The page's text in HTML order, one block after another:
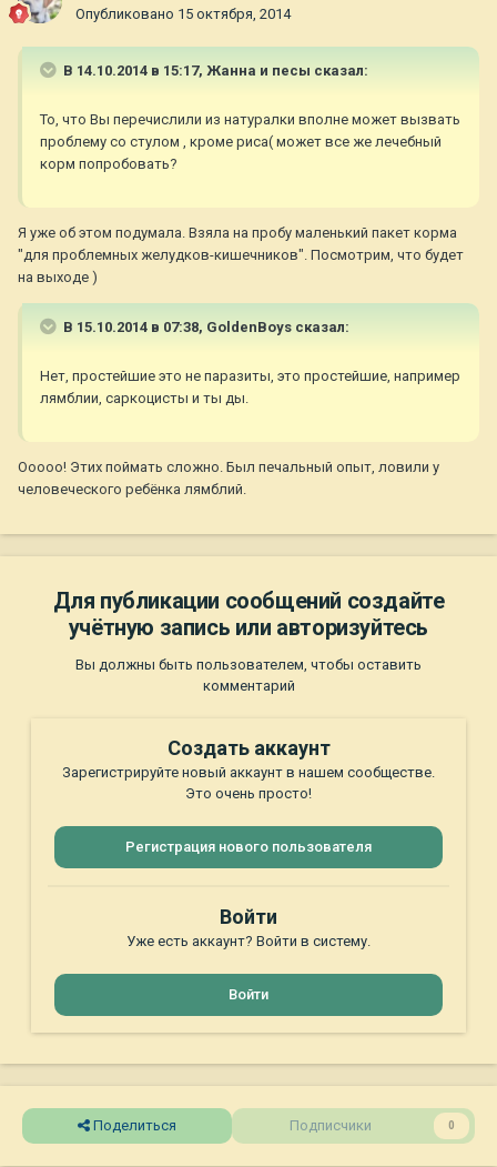
Опубликовано 15 октября, 2014
В 14.10.2014 в 15:17, Жанна и песы сказал:
То, что Вы перечислили из натуралки вполне может вызвать
проблему со стулом , кроме риса( может все же лечебный
корм попробовать?
Я уже об этом подумала. Взяла на пробу маленький пакет корма
"для проблемных желудков-кишечников". Посмотрим, что будет
на выходе )
В 15.10.2014 в 07:38, GoldenBoys сказал:
Нет, простейшие это не паразиты, это простейшие, например
лямблии, саркоцисты и ты ды.
Ооооо! Этих поймать сложно. Был печальный опыт, ловили у
человеческого ребёнка лямблий.
Для публикации сообщений создайте
учётную запись или авторизуйтесь
Вы должны быть пользователем, чтобы оставить
комментарий
Создать аккаунт
Зарегистрируйте новый аккаунт в нашем сообществе.
Это очень просто!
Регистрация нового пользователя
Войти
Уже есть аккаунт? Войти в систему.
Войти
Поделиться Подписчики 0